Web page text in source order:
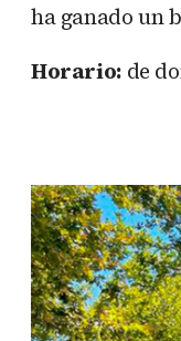
ha ganado un
Horario:de